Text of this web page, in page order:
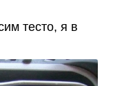
тесто, я в